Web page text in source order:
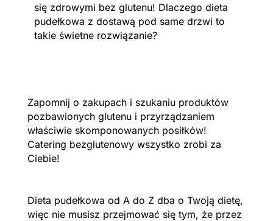
się zdrowymi bez glutenu! Dlaczego dieta
pudełkowa z dostawą pod same drzwi to
takie świetne rozwiązanie?
Zapomnij o zakupach i szukaniu produktów
pozbawionych glutenu i przyrządzaniem
właściwie skomponowanych posiłków!
Catering bezglutenowy wszystko zrobi za
Ciebie!
Dieta pudełkowa od A do Z dba o Twoją dietę,
więc nie musisz przejmować się tym, że przez